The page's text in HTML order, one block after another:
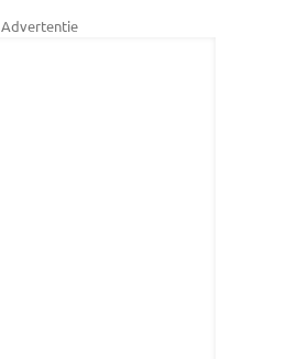
Advertentie